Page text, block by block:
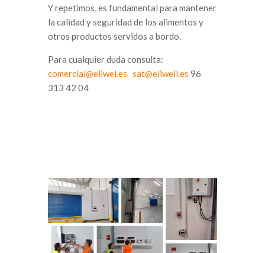
Y repetimos, es fundamental para mantener
la calidad y seguridad de los alimentos y
otros productos servidos a bordo.
Para cualquier duda consulta:
comercial@eliwel.es sat@eliwell.es 96
313 42 04